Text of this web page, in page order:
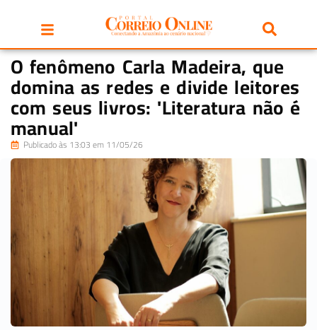
O fenômeno Carla Madeira, que
domina as redes e divide leitores
com seus livros: 'Literatura não é
manual'
Publicado às 13:03 em 11/05/26